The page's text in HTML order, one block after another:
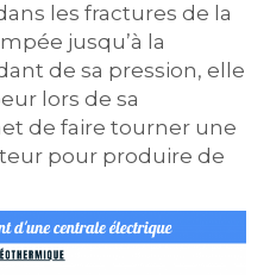
les fractures de la
jusqu’à la
de sa pression, elle
lors de sa
de faire tourner une
pour produire de